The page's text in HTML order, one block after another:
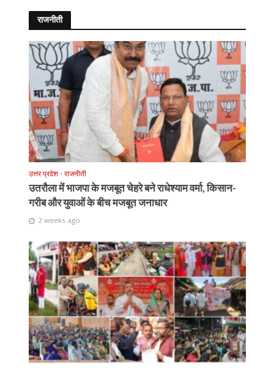
राजनीती
उत्तर प्रदेश • राजनीती
उतरौला में भाजपा के मजबूत चेहरे बने राधेश्याम वर्मा, किसान-
गरीब और युवाओं के बीच मजबूत जनाधार
2 weeks ago